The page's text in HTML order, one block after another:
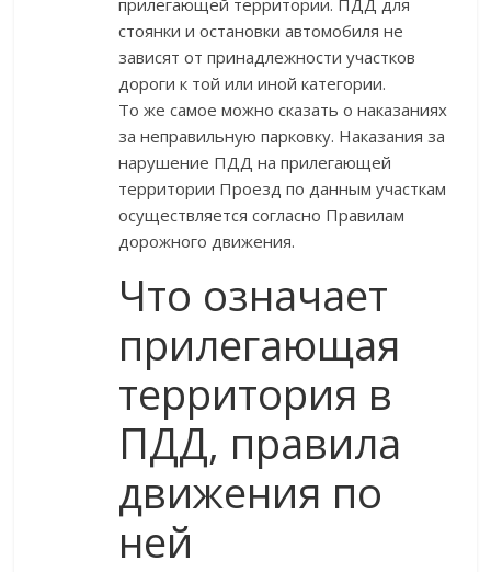
прилегающей территории. ПДД для
стоянки и остановки автомобиля не
зависят от принадлежности участков
дороги к той или иной категории.
То же самое можно сказать о наказаниях
за неправильную парковку. Наказания за
нарушение ПДД на прилегающей
территории Проезд по данным участкам
осуществляется согласно Правилам
дорожного движения.
Что означает
прилегающая
территория в
ПДД, правила
движения по
ней